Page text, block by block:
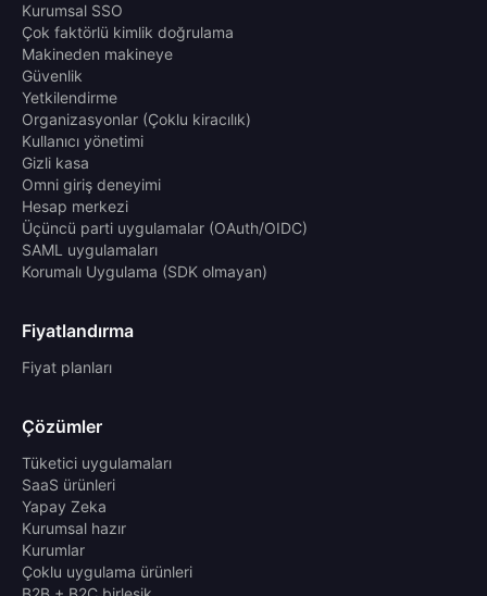
Kurumsal SSO
Çok faktörlü kimlik doğrulama
Makineden makineye
Güvenlik
Yetkilendirme
Organizasyonlar (Çoklu kiracılık)
Kullanıcı yönetimi
Gizli kasa
Omni giriş deneyimi
Hesap merkezi
Üçüncü parti uygulamalar (OAuth/OIDC)
SAML uygulamaları
Korumalı Uygulama (SDK olmayan)
Fiyatlandırma
Fiyat planları
Çözümler
Tüketici uygulamaları
SaaS ürünleri
Yapay Zeka
Kurumsal hazır
Kurumlar
Çoklu uygulama ürünleri